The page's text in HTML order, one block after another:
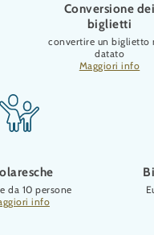
Conversione dei
biglietti
convertire un biglietto
datato
Maggiori info
da 10 persone
info